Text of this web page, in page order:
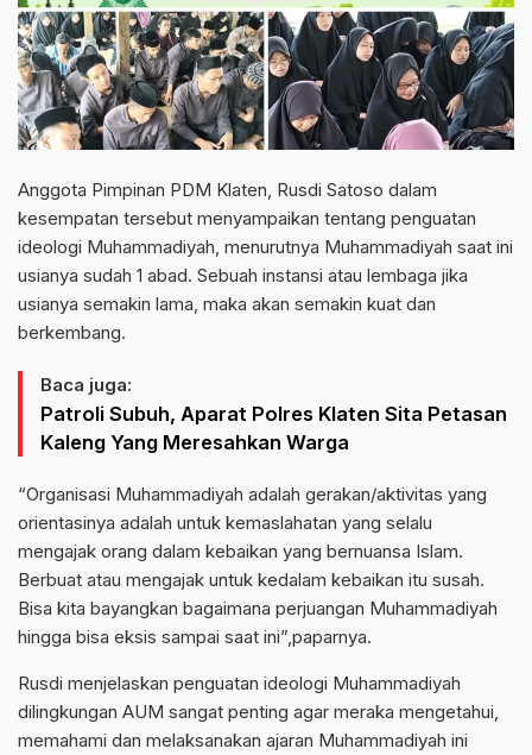
Anggota Pimpinan PDM Klaten, Rusdi Satoso dalam
kesempatan tersebut menyampaikan tentang penguatan
ideologi Muhammadiyah, menurutnya Muhammadiyah saat ini
usianya sudah 1 abad. Sebuah instansi atau lembaga jika
usianya semakin lama, maka akan semakin kuat dan
berkembang.
Baca juga:
Patroli Subuh, Aparat Polres Klaten Sita Petasan
Kaleng Yang Meresahkan Warga
“Organisasi Muhammadiyah adalah gerakan/aktivitas yang
orientasinya adalah untuk kemaslahatan yang selalu
mengajak orang dalam kebaikan yang bernuansa Islam.
Berbuat atau mengajak untuk kedalam kebaikan itu susah.
Bisa kita bayangkan bagaimana perjuangan Muhammadiyah
hingga bisa eksis sampai saat ini”,paparnya.
Rusdi menjelaskan penguatan ideologi Muhammadiyah
dilingkungan AUM sangat penting agar meraka mengetahui,
memahami dan melaksanakan ajaran Muhammadiyah ini